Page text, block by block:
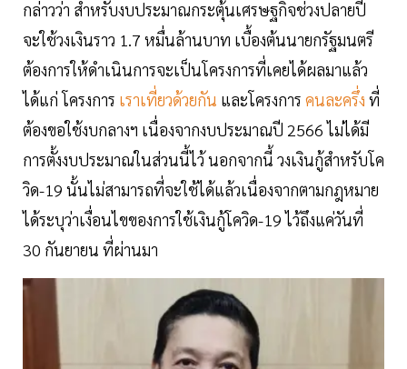
กล่าวว่า สำหรับงบประมาณกระตุ้นเศรษฐกิจช่วงปลายปี
จะใช้วงเงินราว 1.7 หมื่นล้านบาท เบื้องต้นนายกรัฐมนตรี
ต้องการให้ดำเนินการจะเป็นโครงการที่เคยได้ผลมาแล้ว
ได้แก่ โครงการ เราเที่ยวด้วยกัน และโครงการ คนละครึ่ง ที่
ต้องขอใช้งบกลางฯ เนื่องจากงบประมาณปี 2566 ไม่ได้มี
การตั้งงบประมาณในส่วนนี้ไว้ นอกจากนี้ วงเงินกู้สำหรับโค
วิด-19 นั้นไม่สามารถที่จะใช้ได้แล้วเนื่องจากตามกฎหมาย
ได้ระบุว่าเงื่อนไขของการใช้เงินกู้โควิด-19 ไว้ถึงแค่วันที่
30 กันยายน ที่ผ่านมา